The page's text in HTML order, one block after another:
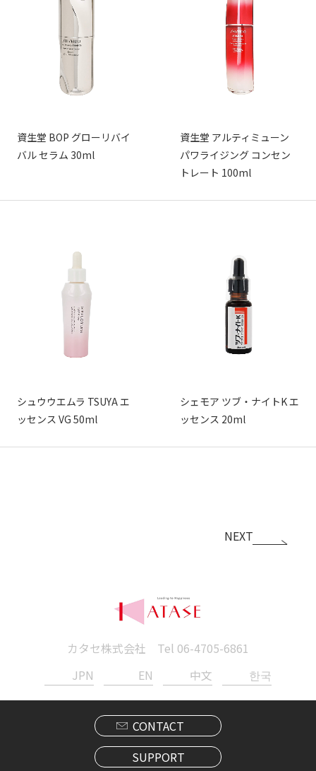
資生堂 BOP グローリバイ
バル セラム 30ml
資生堂 アルティミューン
パワライジング コンセン
トレート 100ml
シュウウエムラ TSUYA エ
ッセンス VG 50ml
シェモア ツブ・ナイトK エ
ッセンス 20ml
NEXT
カタセ株式会社 Tel 06-4705-6861
JPN
EN 中文 한국
CONTACT
SUPPORT